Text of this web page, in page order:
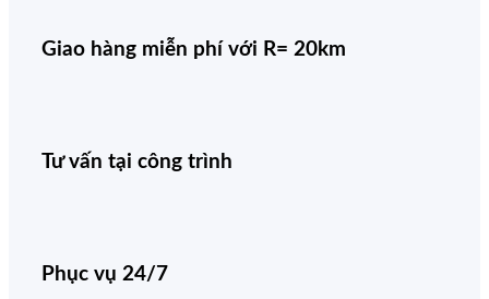
Giao hàng miễn phí với R= 20km
Tư vấn tại công trình
Phục vụ 24/7